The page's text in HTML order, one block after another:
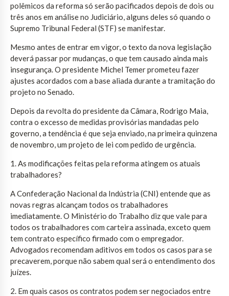
polêmicos da reforma só serão pacificados depois de dois ou
três anos em análise no Judiciário, alguns deles só quando o
Supremo Tribunal Federal (STF) se manifestar.
Mesmo antes de entrar em vigor, o texto da nova legislação
deverá passar por mudanças, o que tem causado ainda mais
insegurança. O presidente Michel Temer prometeu fazer
ajustes acordados com a base aliada durante a tramitação do
projeto no Senado.
Depois da revolta do presidente da Câmara, Rodrigo Maia,
contra o excesso de medidas provisórias mandadas pelo
governo, a tendência é que seja enviado, na primeira quinzena
de novembro, um projeto de lei com pedido de urgência.
1. As modificações feitas pela reforma atingem os atuais
trabalhadores?
A Confederação Nacional da Indústria (CNI) entende que as
novas regras alcançam todos os trabalhadores
imediatamente. O Ministério do Trabalho diz que vale para
todos os trabalhadores com carteira assinada, exceto quem
tem contrato específico firmado com o empregador.
Advogados recomendam aditivos em todos os casos para se
precaverem, porque não sabem qual será o entendimento dos
juízes.
2. Em quais casos os contratos podem ser negociados entre